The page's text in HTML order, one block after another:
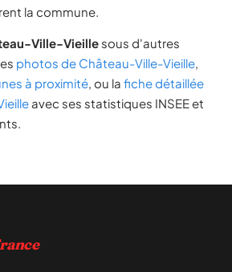
la commune.
Ville-Vieille sous d'autres
photos de Château-Ville-Vieille,
à proximité, ou la fiche détaillée
avec ses statistiques INSEE et